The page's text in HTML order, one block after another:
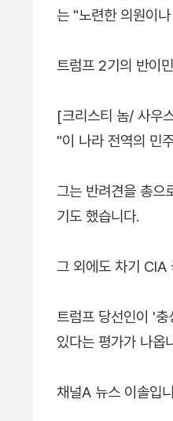
는 "노련한 의원이
트럼프 2기의 반이
[크리스티 놈/ 사우
"이 나라 전역의 민
그는 반려견을 총으
기도 했습니다.
그 외에도 차기 CIA
트럼프 당선인이 '
있다는 평가가 나옵
채널A 뉴스 이솔입